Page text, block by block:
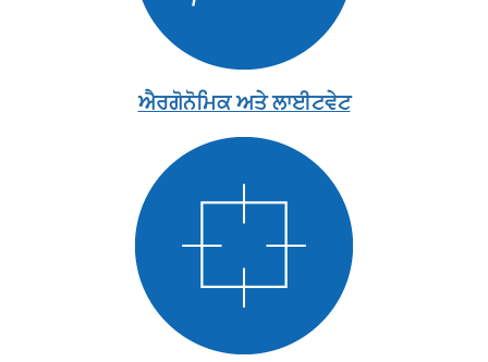
ਐਰਗੋਨੋਮਿਕ ਅਤੇ ਲਾਈਟਵੇਟ